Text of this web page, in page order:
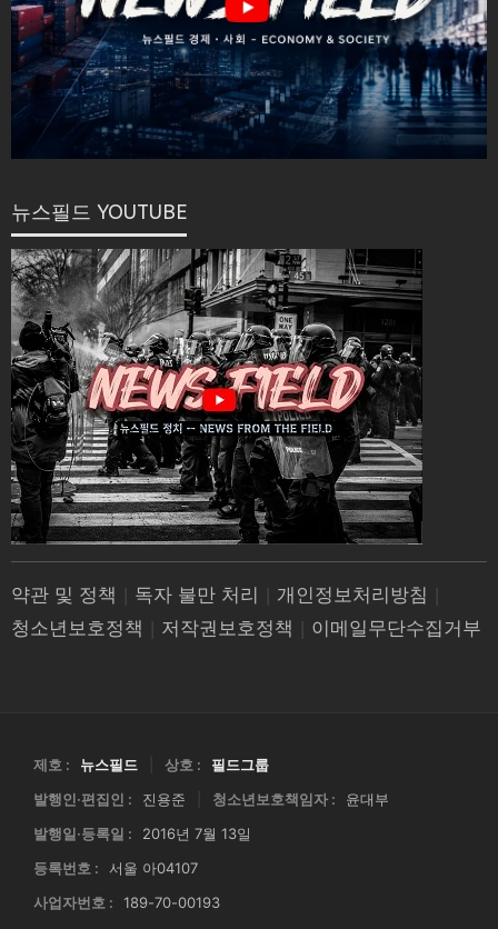
뉴스필드 YOUTUBE
약관 및 정책 | 독자 불만 처리 | 개인정보처리방침 |
청소년보호정책 | 저작권보호정책 | 이메일무단수집거부
제호 : 뉴스필드 상호 :
필드그룹
발행인·편집인 :
진용준 청소년보호책임자 :
윤대부
발행일·등록일 :
2016년 7월 13일
등록번호 :
서울 아04107
사업자번호 :
189-70-00193